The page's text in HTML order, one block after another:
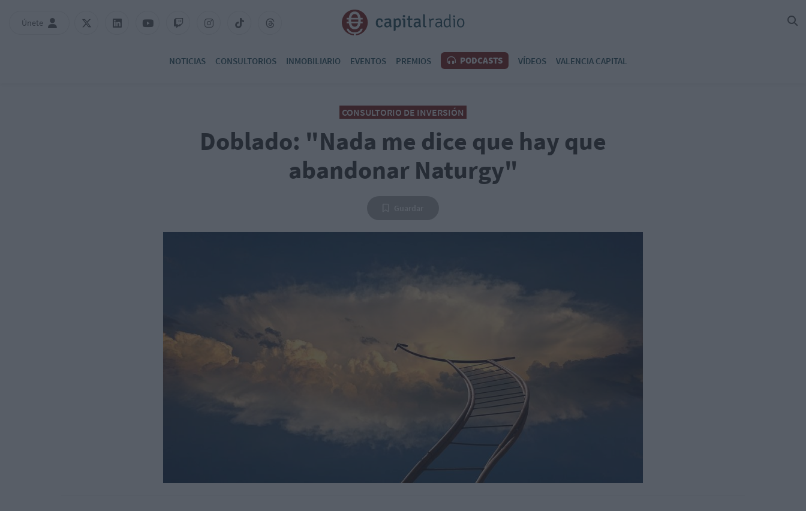
Únete
NOTICIAS CONSULTORIOS INMOBILIARIO EVENTOS PREMIOS PODCASTS VÍDEOS VALENCIA CAPITAL
CONSULTORIO DE INVERSIÓN
Doblado: "Nada me dice que hay que
abandonar Naturgy"